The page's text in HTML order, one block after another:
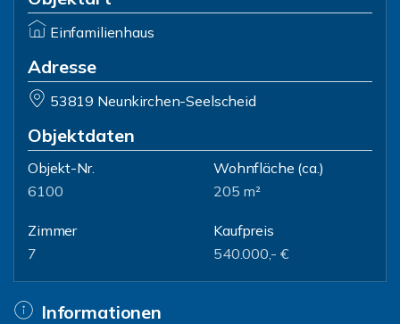
Einfamilienhaus
Adresse
53819 Neunkirchen-Seelscheid
Objektdaten
Objekt-Nr.
6100
Wohnfläche (ca.)
205 m²
Zimmer
7
Kaufpreis
540.000,- €
Informationen